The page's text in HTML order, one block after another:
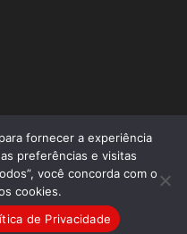
| Websites e
Google
fornecer a experiência
preferências e visitas
você concorda com o
cookies.
de Privacidade